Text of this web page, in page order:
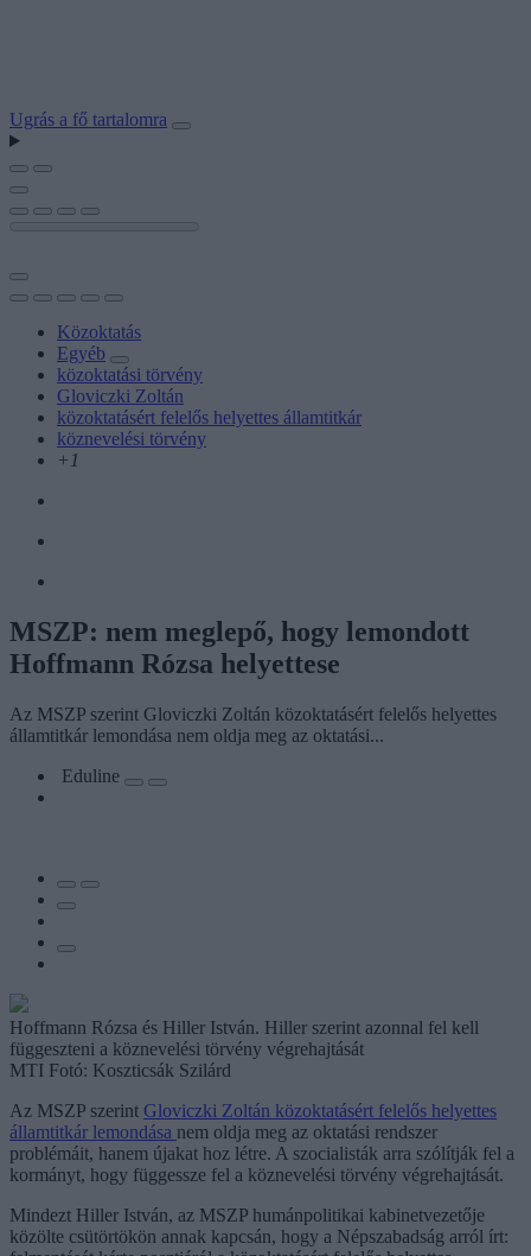
Ugrás a fő tartalomra
Közoktatás
Egyéb
közoktatási törvény
Gloviczki Zoltán
közoktatásért felelős helyettes államtitkár
köznevelési törvény
+1
MSZP: nem meglepő, hogy lemondott
Hoffmann Rózsa helyettese
Az MSZP szerint Gloviczki Zoltán közoktatásért felelős helyettes
államtitkár lemondása nem oldja meg az oktatási...
Eduline
Hoffmann Rózsa és Hiller István. Hiller szerint azonnal fel kell
függeszteni a köznevelési törvény végrehajtását
MTI Fotó: Koszticsák Szilárd
Az MSZP szerint Gloviczki Zoltán közoktatásért felelős helyettes
államtitkár lemondása nem oldja meg az oktatási rendszer
problémáit, hanem újakat hoz létre. A szocialisták arra szólítják fel a
kormányt, hogy függessze fel a köznevelési törvény végrehajtását.
Mindezt Hiller István, az MSZP humánpolitikai kabinetvezetője
közölte csütörtökön annak kapcsán, hogy a Népszabadság arról írt: